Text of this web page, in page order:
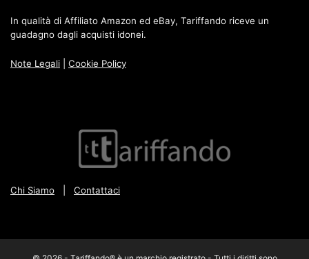
In qualità di Affiliato Amazon ed eBay, Tariffando riceve un
guadagno dagli acquisti idonei.
Note Legali Cookie Policy
Chi Siamo Contattaci